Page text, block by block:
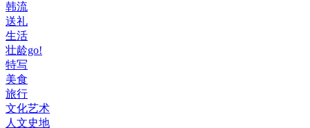
韩流
送礼
生活
壮龄go!
特写
美食
旅行
文化艺术
人文史地